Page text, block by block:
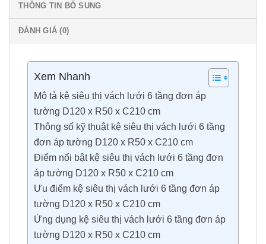
THÔNG TIN BỔ SUNG
ĐÁNH GIÁ (0)
Xem Nhanh
Mô tả kệ siêu thị vách lưới 6 tầng đơn áp
tường D120 x R50 x C210 cm
Thông số kỹ thuật kệ siêu thị vách lưới 6 tầng
đơn áp tường D120 x R50 x C210 cm
Điểm nổi bật kệ siêu thị vách lưới 6 tầng đơn
áp tường D120 x R50 x C210 cm
Ưu điểm kệ siêu thị vách lưới 6 tầng đơn áp
tường D120 x R50 x C210 cm
Ứng dụng kệ siêu thị vách lưới 6 tầng đơn áp
tường D120 x R50 x C210 cm